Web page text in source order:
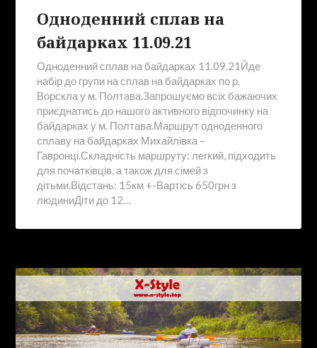
Одноденний сплав на
байдарках 11.09.21
Одноденний сплав на байдарках 11.09.21Йде
набір до групи на сплав на байдарках по р.
Ворскла у м. Полтава.Запрошуємо всіх бажаючих
приєднатись до нашого активного відпочинку на
байдарках у м. Полтава.Маршрут одноденного
сплаву на байдарках Михайлівка –
Гавронці.Складність маршруту: легкий, підходить
для початківців, а також для сімей з
дітьми.Відстань: 15км +-Вартісь 650грн з
людиниДіти до 12…